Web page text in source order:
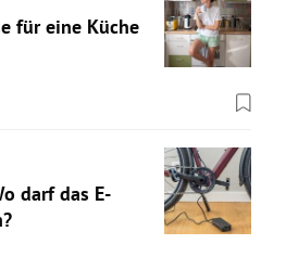
für eine Küche
darf das E-